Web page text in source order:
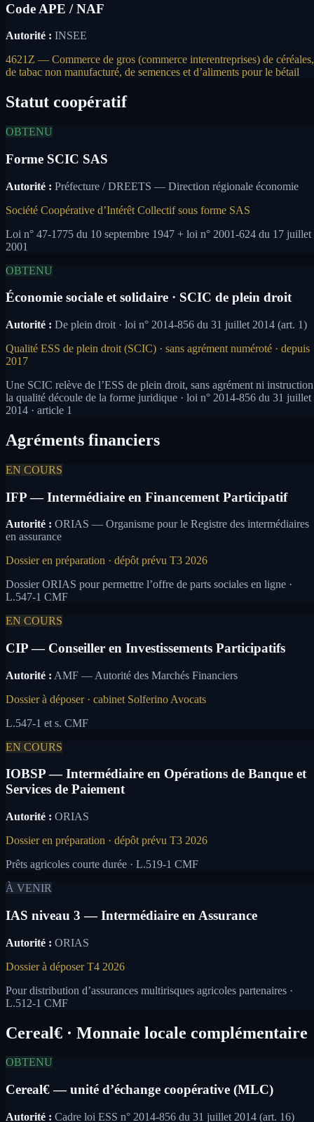
Code APE / NAF
Autorité : INSEE
4621Z — Commerce de gros (commerce interentreprises) de céréales,
de tabac non manufacturé, de semences et d’aliments pour le bétail
Statut coopératif
OBTENU
Forme SCIC SAS
Autorité : Préfecture / DREETS — Direction régionale économie
Société Coopérative d’Intérêt Collectif sous forme SAS
Loi n° 47-1775 du 10 septembre 1947 + loi n° 2001-624 du 17 juillet
2001
OBTENU
Économie sociale et solidaire · SCIC de plein droit
Autorité : De plein droit · loi n° 2014-856 du 31 juillet 2014 (art. 1)
Qualité ESS de plein droit (SCIC) · sans agrément numéroté · depuis
2017
Une SCIC relève de l’ESS de plein droit, sans agrément ni
la qualité découle de la forme juridique · loi n° 2014-856 du 31 juillet
2014 · article 1
Agréments financiers
EN COURS
IFP — Intermédiaire en Financement Participatif
Autorité : ORIAS — Organisme pour le Registre des intermédiaires
en assurance
Dossier en préparation · dépôt prévu T3 2026
Dossier ORIAS pour permettre l’offre de parts sociales en ligne ·
L.547-1 CMF
EN COURS
CIP — Conseiller en Investissements Participatifs
Autorité : AMF — Autorité des Marchés Financiers
Dossier à déposer · cabinet Solferino Avocats
L.547-1 et s. CMF
EN COURS
IOBSP — Intermédiaire en Opérations de Banque et
Services de Paiement
Autorité : ORIAS
Dossier en préparation · dépôt prévu T3 2026
Prêts agricoles courte durée · L.519-1 CMF
À VENIR
IAS niveau 3 — Intermédiaire en Assurance
Autorité : ORIAS
Dossier à déposer T4 2026
Pour distribution d’assurances multirisques agricoles partenaires ·
L.512-1 CMF
Cereal€ · Monnaie locale complémentaire
OBTENU
Cereal€ — unité d’échange coopérative (MLC)
Autorité : Cadre loi ESS n° 2014-856 du 31 juillet 2014 (art. 16)